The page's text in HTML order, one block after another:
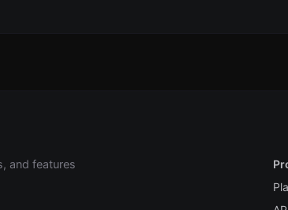
and features